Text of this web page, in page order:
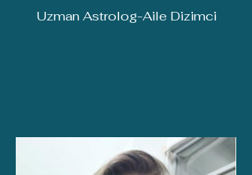
Uzman Astrolog-Aile Dizimci